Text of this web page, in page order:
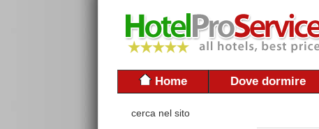
Home Dove dormire
cerca nel sito